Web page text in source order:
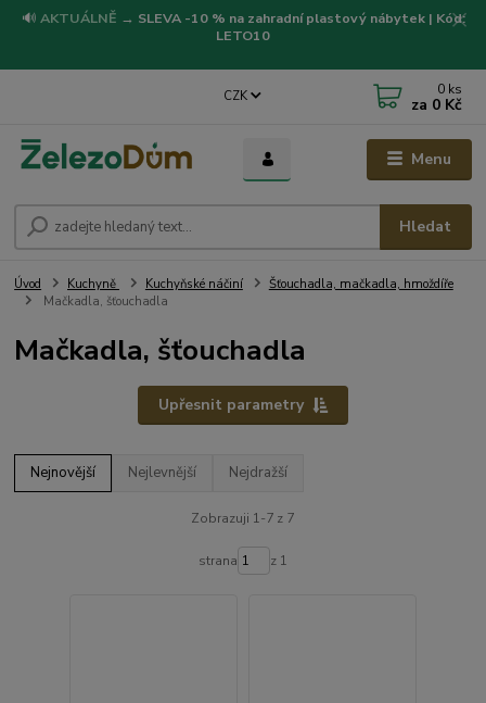
🔊 AKTUÁLNĚ → SLEVA -10 % na zahradní plastový nábytek | Kód:
LETO10
Menu
CZK
Hledat
0 ks
za 0 Kč
Úvod Kuchyně Kuchyňské náčiní
Šťouchadla, mačkadla, hmoždíře
Mačkadla, šťouchadla
Mačkadla, šťouchadla
Upřesnit parametry
Nejnovější Nejlevnější Nejdražší
Zobrazuji 1-7 z 7
strana z 1